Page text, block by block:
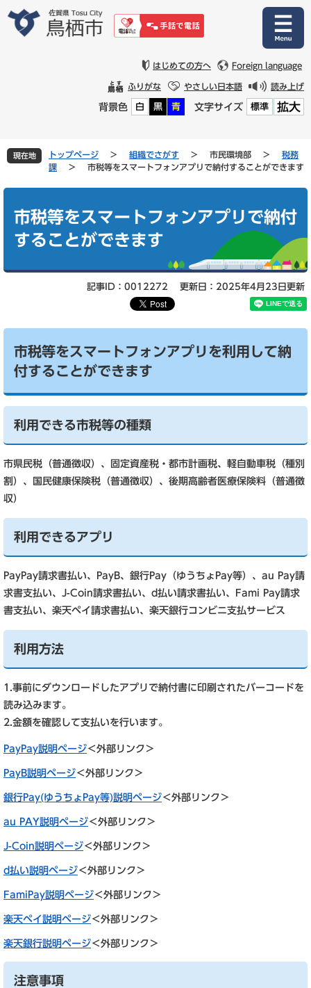
文
はじめての方へ Foreign language
ふりがな やさしい日本語 読み上げ
背景色 白 黒 青 文字サイズ 標準 拡大
現在地 トップページ > 組織でさがす > 市民環境部 >
税務
課
> 市税等をスマートフォンアプリで納付することができます
市税等をスマートフォンアプリで納付
することができます
記事ID：0012272 更新日：2025年4月23日更新
市税等をスマートフォンアプリを利用して納
付することができます
利用できる市税等の種類
市県民税（普通徴収）、固定資産税・都市計画税、軽自動車税（種別
割）、国民健康保険税（普通徴収）、後期高齢者医療保険料（普通徴
収）
利用できるアプリ
PayPay請求書払い、PayB、銀行Pay（ゆうちょPay等）、au Pay請
求書支払い、J-Coin請求書払い、d払い請求書払い、Fami Pay請求
書支払い、楽天ペイ請求書払い、楽天銀行コンビニ支払サービス
利用方法
1.事前にダウンロードしたアプリで納付書に印刷されたバーコードを
読み込みます。
2.金額を確認して支払いを行います。
PayPay説明ページ＜外部リンク＞
PayB説明ページ＜外部リンク＞
銀行Pay(ゆうちょPay等)説明ページ＜外部リンク＞
au PAY説明ページ＜外部リンク＞
J-Coin説明ページ＜外部リンク＞
d払い説明ページ＜外部リンク＞
FamiPay説明ページ＜外部リンク＞
楽天ペイ説明ページ＜外部リンク＞
楽天銀行説明ページ＜外部リンク＞
注意事項